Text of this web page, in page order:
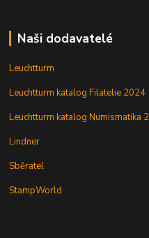
Naši dodavatelé
Leuchtturm
Leuchtturm katalog Filatelie 2024
Leuchtturm katalog Numismatika
Lindner
Sběratel
StampWorld